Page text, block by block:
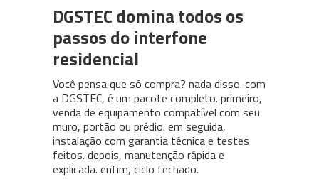
DGSTEC domina todos os
passos do interfone
residencial
Você pensa que só compra? nada disso. com
a DGSTEC, é um pacote completo. primeiro,
venda de equipamento compatível com seu
muro, portão ou prédio. em seguida,
instalação com garantia técnica e testes
feitos. depois, manutenção rápida e
explicada. enfim, ciclo fechado.